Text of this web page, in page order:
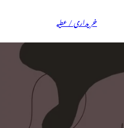
خریداری / عطیہ